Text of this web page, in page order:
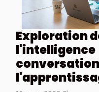
Exploration
l'intelligence